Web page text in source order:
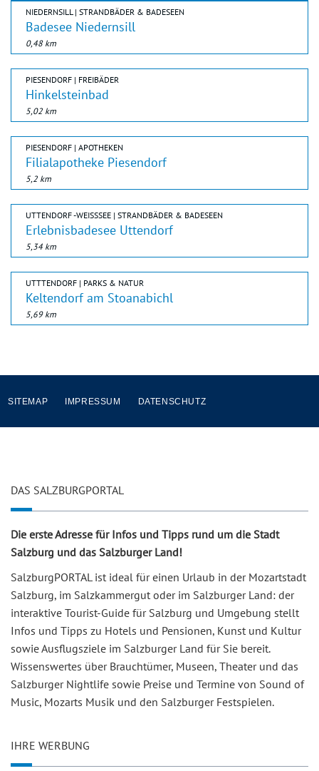
NIEDERNSILL | STRANDBÄDER & BADESEEN
Badesee Niedernsill
0,48 km
PIESENDORF | FREIBÄDER
Hinkelsteinbad
5,02 km
PIESENDORF | APOTHEKEN
Filialapotheke Piesendorf
5,2 km
UTTENDORF -WEISSSEE | STRANDBÄDER & BADESEEN
Erlebnisbadesee Uttendorf
5,34 km
UTTTENDORF | PARKS & NATUR
Keltendorf am Stoanabichl
5,69 km
SITEMAP IMPRESSUM DATENSCHUTZ
DAS SALZBURGPORTAL
Die erste Adresse für Infos und Tipps rund um die Stadt
Salzburg und das Salzburger Land!
SalzburgPORTAL ist ideal für einen Urlaub in der Mozartstadt
Salzburg, im Salzkammergut oder im Salzburger Land: der
interaktive Tourist-Guide für Salzburg und Umgebung stellt
Infos und Tipps zu Hotels und Pensionen, Kunst und Kultur
sowie Ausflugsziele im Salzburger Land für Sie bereit.
Wissenswertes über Brauchtümer, Museen, Theater und das
Salzburger Nightlife sowie Preise und Termine von Sound of
Music, Mozarts Musik und den Salzburger Festspielen.
IHRE WERBUNG